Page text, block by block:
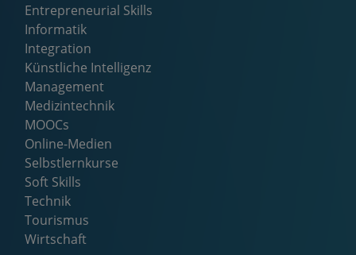
Entrepreneurial Skills
Informatik
Integration
Künstliche Intelligenz
Management
Medizintechnik
MOOCs
Online-Medien
Selbstlernkurse
Soft Skills
Technik
Tourismus
Wirtschaft